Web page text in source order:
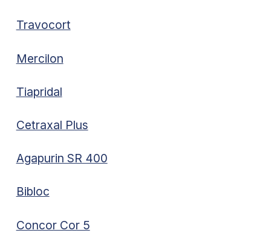
Travocort
Mercilon
Tiapridal
Cetraxal Plus
Agapurin SR 400
Bibloc
Concor Cor 5